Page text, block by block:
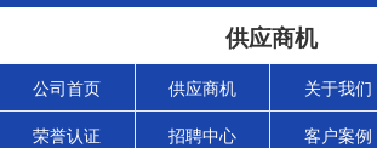
供应商机
公司首页 供应商机 关于我们
荣誉认证 招聘中心 客户案例